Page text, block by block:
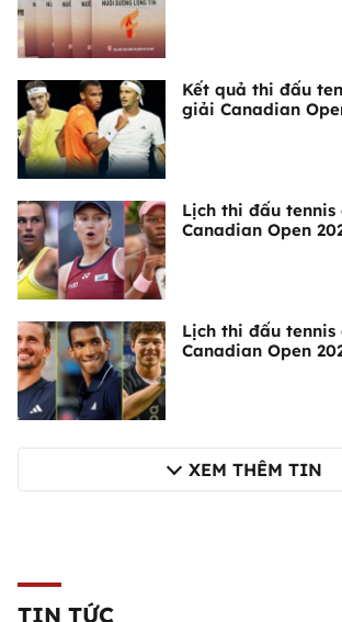
Kết quả thi đấu
giải Canadian
Lịch thi đấu
Canadian Open
Lịch thi đấu
Canadian Open
XEM THÊM TIN
TIN TỨC